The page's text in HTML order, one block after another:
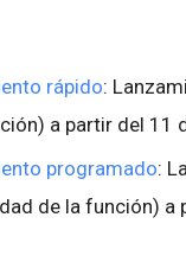
rápido:
a partir del 11
programado:
de la función)